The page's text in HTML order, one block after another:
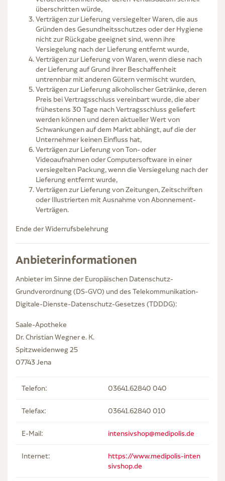
überschritten würde,
Verträgen zur Lieferung versiegelter Waren, die aus
Gründen des Gesundheitsschutzes oder der Hygiene
nicht zur Rückgabe geeignet sind, wenn ihre
Versiegelung nach der Lieferung entfernt wurde,
Verträgen zur Lieferung von Waren, wenn diese nach
der Lieferung auf Grund ihrer Beschaffenheit
untrennbar mit anderen Gütern vermischt wurden,
Verträgen zur Lieferung alkoholischer Getränke, deren
Preis bei Vertragsschluss vereinbart wurde, die aber
frühestens 30 Tage nach Vertragsschluss geliefert
werden können und deren aktueller Wert von
Schwankungen auf dem Markt abhängt, auf die der
Unternehmer keinen Einfluss hat,
Verträgen zur Lieferung von Ton- oder
Videoaufnahmen oder Computersoftware in einer
versiegelten Packung, wenn die Versiegelung nach der
Lieferung entfernt wurde,
Verträgen zur Lieferung von Zeitungen, Zeitschriften
oder Illustrierten mit Ausnahme von Abonnement-
Verträgen.
Ende der Widerrufsbelehrung
Anbieterinformationen
Anbieter im Sinne der Europäischen Datenschutz-
Grundverordnung (DS-GVO) und des Telekommunikation-
Digitale-Dienste-Datenschutz-Gesetzes (TDDDG):
Saale-Apotheke
Dr. Christian Wegner e. K.
Spitzweidenweg 25
07743 Jena
Telefon: 03641.62840 040
Telefax: 03641.62840 010
E-Mail: intensivshop@medipolis.de
Internet:
https://www.medipolis-inten
sivshop.de